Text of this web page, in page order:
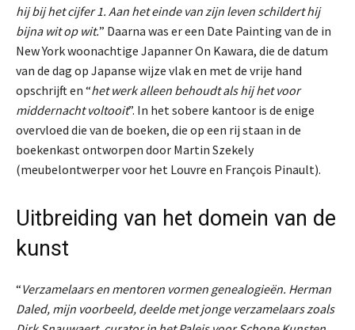
hij bij het cijfer 1. Aan het einde van zijn leven schildert hij
bijna wit op wit.” Daarna was er een Date Painting van de in
New York woonachtige Japanner On Kawara, die de datum
van de dag op Japanse wijze vlak en met de vrije hand
opschrijft en “het werk alleen behoudt als hij het voor
middernacht voltooit”. In het sobere kantoor is de enige
overvloed die van de boeken, die op een rij staan in de
boekenkast ontworpen door Martin Szekely
(meubelontwerper voor het Louvre en François Pinault).
Uitbreiding van het domein van de
kunst
“Verzamelaars en mentoren vormen genealogieën. Herman
Daled, mijn voorbeeld, deelde met jonge verzamelaars zoals